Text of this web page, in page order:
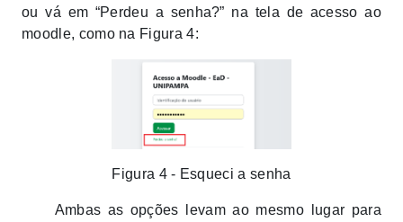
ou vá em “Perdeu a senha?” na tela de acesso ao
moodle, como na Figura 4:
Figura 4 - Esqueci a senha
Ambas as opções levam ao mesmo lugar para